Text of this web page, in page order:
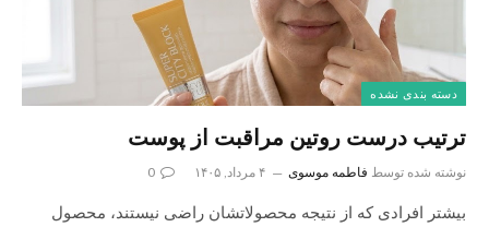
دسته بندی نشده
ترتیب درست روتین مراقبت از پوست
نوشته شده توسط فاطمه موسوی ۴ مرداد, ۱۴۰۵ 0
بیشتر افرادی که از نتیجه محصولاتشان راضی نیستند، محصول